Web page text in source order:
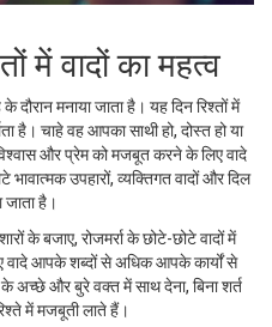
में वादों का महत्व
दौरान मनाया जाता है। यह दिन रिश्तों में
है। चाहे वह आपका साथी हो, दोस्त हो या
विश्वास और प्रेम को मजबूत करने के लिए वादे
उपहारों, व्यक्तिगत वादों और दिल
है।
के बजाए, रोजमर्रा के छोटे-छोटे वादों में
वादे आपके शब्दों से अधिक आपके कार्यों से
अच्छे और बुरे वक्त में साथ देना, बिना शर्त
में मजबूती लाते हैं।